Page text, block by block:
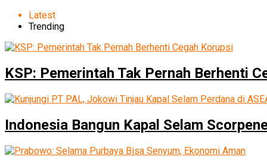
Latest
Trending
KSP: Pemerintah Tak Pernah Berhenti
Indonesia Bangun Kapal Selam